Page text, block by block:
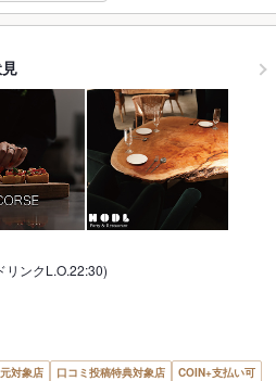
リンクL.O.22:30)
対象店 口コミ投稿特典対象店 COIN+支払い可